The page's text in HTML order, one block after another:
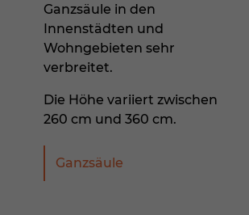
Ganzsäule in den
Innenstädten und
Wohngebieten sehr
verbreitet.
Die Höhe variiert zwischen
260 cm und 360 cm.
Ganzsäule